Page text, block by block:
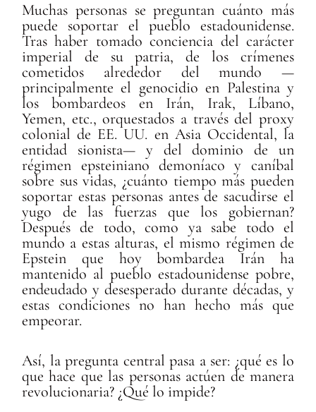
Muchas personas se preguntan cuánto más
puede soportar el pueblo estadounidense.
Tras haber tomado conciencia del carácter
imperial de su patria, de los crímenes
cometidos alrededor del mundo —
principalmente el genocidio en Palestina y
los bombardeos en Irán, Irak, Líbano,
Yemen, etc., orquestados a través del proxy
colonial de EE. UU. en Asia Occidental, la
entidad sionista— y del dominio de un
régimen epsteiniano demoníaco y caníbal
sobre sus vidas, ¿cuánto tiempo más pueden
soportar estas personas antes de sacudirse el
yugo de las fuerzas que los gobiernan?
Después de todo, como ya sabe todo el
mundo a estas alturas, el mismo régimen de
Epstein que hoy bombardea Irán ha
mantenido al pueblo estadounidense pobre,
endeudado y desesperado durante décadas, y
estas condiciones no han hecho más que
empeorar.
Así, la pregunta central pasa a ser: ¿qué es lo
que hace que las personas actúen de manera
revolucionaria? ¿Qué lo impide?